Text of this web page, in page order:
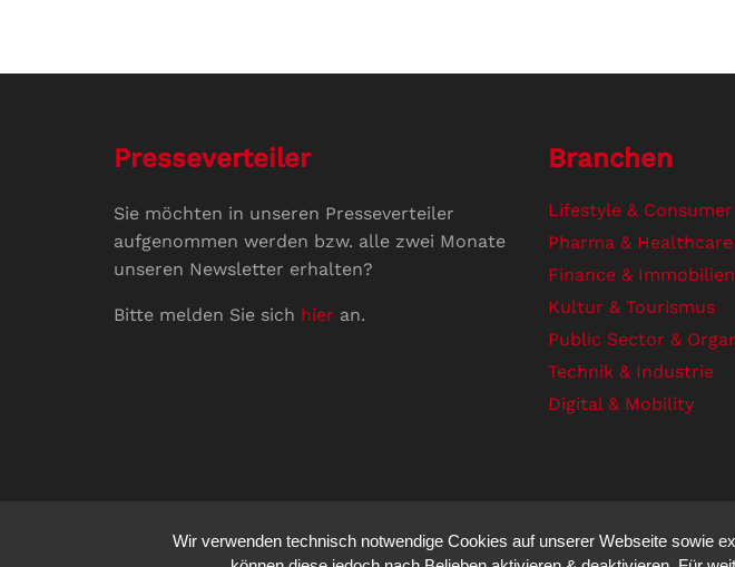
Presseverteiler
Sie möchten in unseren Presseverteiler
aufgenommen werden bzw. alle zwei Monate
unseren Newsletter erhalten?
Bitte melden Sie sich hier an.
Branchen
Lifestyle & Consumer
Pharma & Healthcare
Finance & Immobilien
Kultur & Tourismus
Public Sector &
Technik & Industrie
Digital & Mobility
Wir verwenden technisch notwendige Cookies auf unserer Webseite sowie